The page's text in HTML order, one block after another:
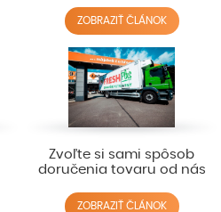
ZOBRAZIŤ ČLÁNOK
Zvoľte si sami spôsob
doručenia tovaru od nás
ZOBRAZIŤ ČLÁNOK